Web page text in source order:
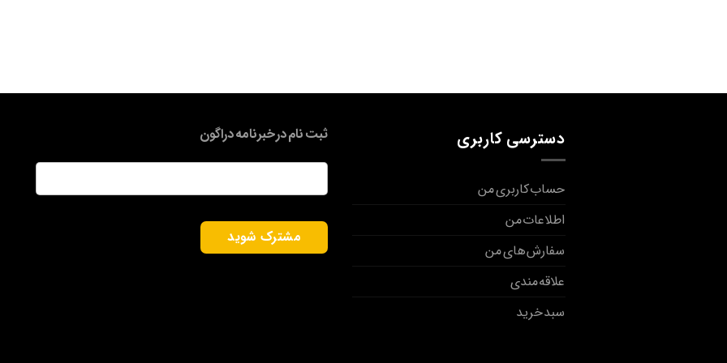
دسترسی کاربری
حساب کاربری من
اطلاعات من
سفارش های من
علاقه مندی
سبد خرید
ثبت نام در خبرنامه دراگون
ایمیل*